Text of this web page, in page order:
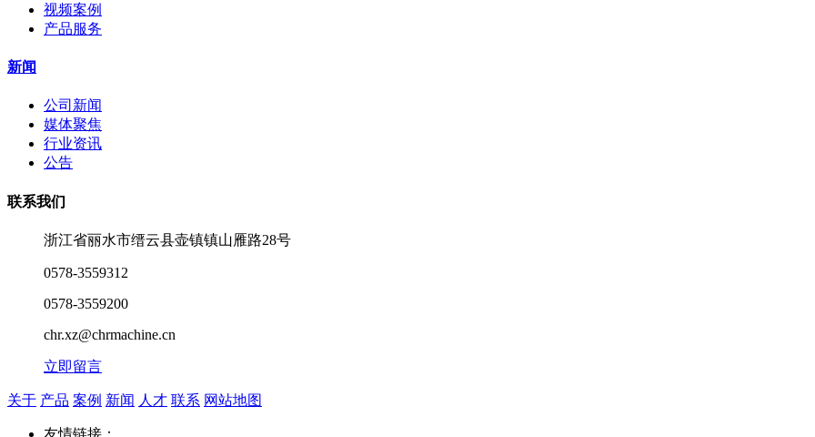
视频案例
产品服务
新闻
公司新闻
媒体聚焦
行业资讯
公告
联系我们
浙江省丽水市缙云县壶镇镇山雁路28号
0578-3559312
0578-3559200
chr.xz@chrmachine.cn
立即留言
关于 产品 案例 新闻 人才 联系 网站地图
友情链接：